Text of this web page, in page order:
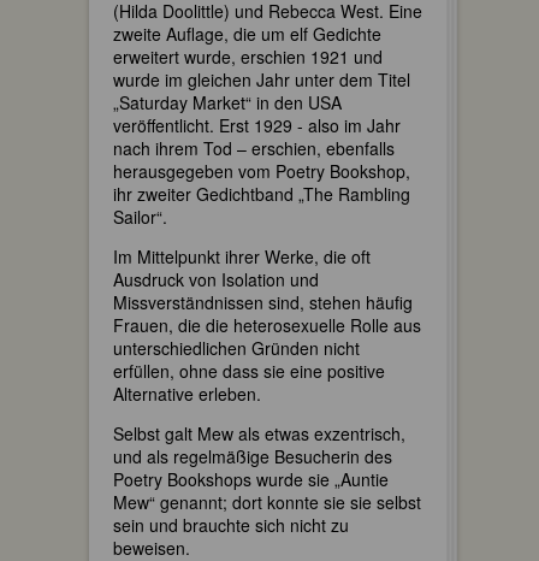
(Hilda Doolittle) und Rebecca West. Eine
zweite Auflage, die um elf Gedichte
erweitert wurde, erschien 1921 und
wurde im gleichen Jahr unter dem Titel
„Saturday Market“ in den USA
veröffentlicht. Erst 1929 - also im Jahr
nach ihrem Tod – erschien, ebenfalls
herausgegeben vom Poetry Bookshop,
ihr zweiter Gedichtband „The Rambling
Sailor“.
Im Mittelpunkt ihrer Werke, die oft
Ausdruck von Isolation und
Missverständnissen sind, stehen häufig
Frauen, die die heterosexuelle Rolle aus
unterschiedlichen Gründen nicht
erfüllen, ohne dass sie eine positive
Alternative erleben.
Selbst galt Mew als etwas exzentrisch,
und als regelmäßige Besucherin des
Poetry Bookshops wurde sie „Auntie
Mew“ genannt; dort konnte sie sie selbst
sein und brauchte sich nicht zu
beweisen.